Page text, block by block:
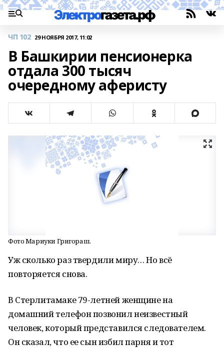
ЧП 102 29 НОЯБРЯ 2017, 11:02
В Башкирии пенсионерка
отдала 300 тысяч
очередному аферисту
Фото Мариуки Григораш.
Уж сколько раз твердили миру… Но всё
повторяется снова.
В Стерлитамаке 79-летней женщине на
домашний телефон позвонил неизвестный
человек, который представился следователем.
Он сказал, что ее сын избил парня и тот